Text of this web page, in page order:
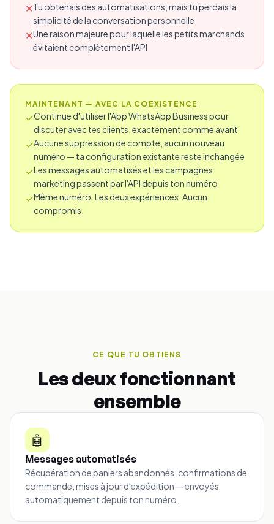
✕Tu obtenais des automatisations, mais tu perdais la
simplicité de la conversation personnelle
✕Une raison majeure pour laquelle les petits marchands
évitaient complètement l'API
MAINTENANT — AVEC LA COEXISTENCE
✓Continue d'utiliser l'App WhatsApp Business pour
discuter avec tes clients, exactement comme avant
✓Aucune suppression de compte, aucun nouveau
numéro — ta configuration existante reste inchangée
✓Les messages automatisés et les campagnes
marketing passent par l'API depuis ton numéro
✓Même numéro. Les deux expériences. Aucun
compromis.
CE QUE TU OBTIENS
Les deux fonctionnant
ensemble
🤖
Messages automatisés
Récupération de paniers abandonnés, confirmations de
commande, mises à jour d'expédition — envoyés
automatiquement depuis ton numéro.